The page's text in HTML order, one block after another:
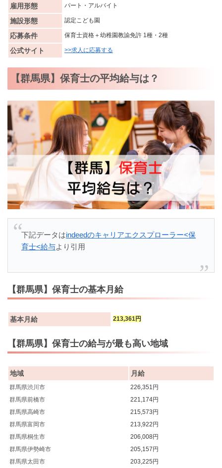
雇用形態 パート・アルバイト
施設形態 認定こども園
応募条件 保育士資格＋幼稚園教諭免許 1種・2種
公式サイト >>求人に応募する
【群馬県】保育士の平均給与は？
下記データはindeedのキャリアエクスプローラー<保
育士<給与より引用
【群馬県】保育士の基本月給
基本月給 213,361円
【群馬県】保育士の給与が最も高い地域
地域 月給
群馬県渋川市
226,351円
群馬県前橋市
221,174円
群馬県高崎市
215,573円
群馬県富岡市
213,922円
群馬県桐生市
206,008円
群馬県伊勢崎市
205,157円
群馬県太田市
203,225円